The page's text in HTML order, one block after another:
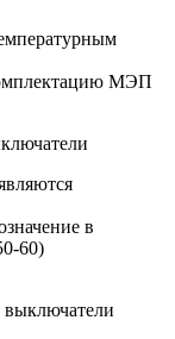
МЭП
в
60)
выключатели